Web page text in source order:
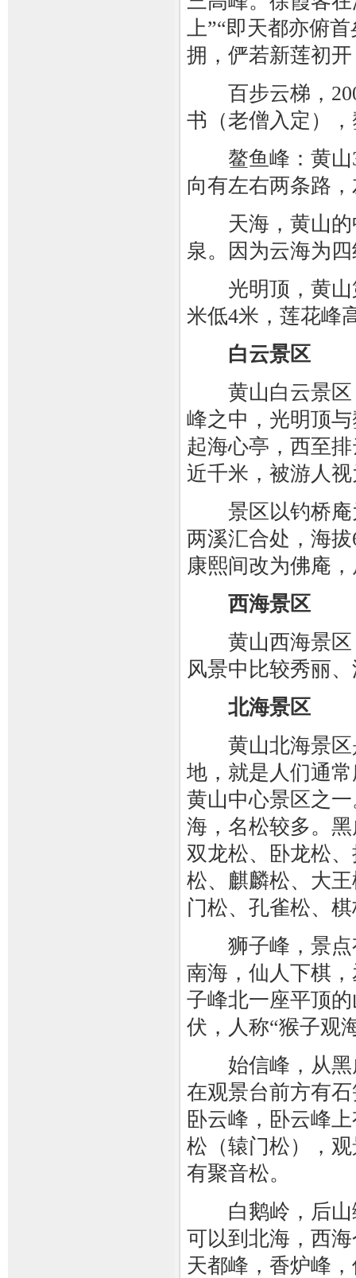
上”“即天都亦俯
拥，俨若新莲初
百步云梯，200
书（老僧入定）
鳌鱼峰：黄山
向有左右两条路
天海，黄山的
泉。因为云海为
光明顶，黄山
米低4米，莲花峰
白云景区
黄山白云景区
峰之中，光明顶
起海心亭，西至
近千米，被游人
景区以钓桥庵
两溪汇合处，海
康熙间改为佛庵
西海景区
黄山西海景区
风景中比较秀丽
北海景区
黄山北海景区
地，就是人们通
黄山中心景区之
海，名松较多。
双龙松、卧龙松
松、麒麟松、大
门松、孔雀松、
狮子峰，景点
南海，仙人下棋
子峰北一座平顶
伏，人称“猴子观
始信峰，从黑
在观景台前方有
卧云峰，卧云峰
松（辕门松），
有聚音松。
白鹅岭，后山
可以到北海，西
天都峰，香炉峰